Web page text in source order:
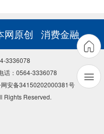
网原创 消费金融
3336078
话：0564-3336078
安备34150202000381号
Rights Reserved.